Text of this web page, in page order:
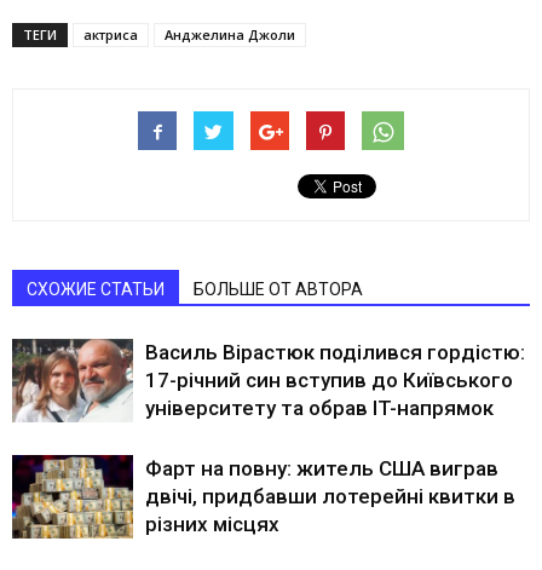
ТЕГИ актриса Анджелина Джоли
СХОЖИЕ СТАТЬИ БОЛЬШЕ ОТ АВТОРА
Василь Вірастюк поділився гордістю:
17-річний син вступив до Київського
університету та обрав IT-напрямок
Фарт на повну: житель США виграв
двічі, придбавши лотерейні квитки в
різних місцях